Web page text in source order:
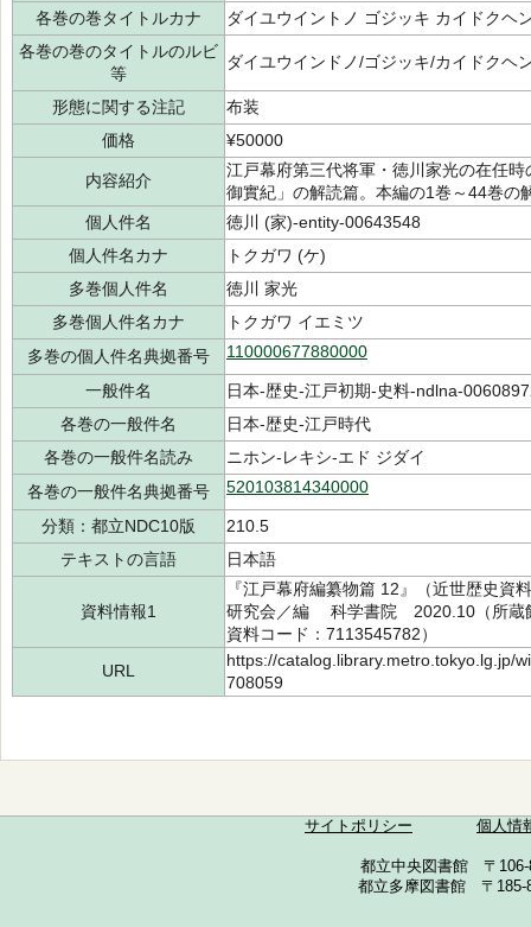
各巻の巻タイトルカナ
ダイユウイントノ ゴジッキ カイドクヘ
各巻の巻のタイトルのルビ
等
ダイユウインドノ/ゴジッキ/カイドクヘ
形態に関する注記
布装
価格
¥50000
内容紹介
江戸幕府第三代将軍・徳川家光の在任
御實紀」の解読篇。本編の1巻～44巻の
個人件名
徳川 (家)-entity-00643548
個人件名カナ
トクガワ (ケ)
多巻個人件名
徳川 家光
多巻個人件名カナ
トクガワ イエミツ
多巻の個人件名典拠番号
110000677880000
一般件名
日本-歴史-江戸初期-史料-ndlna-
各巻の一般件名
日本-歴史-江戸時代
各巻の一般件名読み
ニホン-レキシ-エド ジダイ
各巻の一般件名典拠番号
520103814340000
分類：都立NDC10版
210.5
テキストの言語
日本語
資料情報1
『江戸幕府編纂物篇 12』（近世歴史
研究会／編 科学書院 2020.10（所
資料コード：7113545782）
URL
https://catalog.library.metro.tokyo.lg.jp/
708059
サイトポリシー 個人情
都立中央図書館 〒
都立多摩図書館 〒185-